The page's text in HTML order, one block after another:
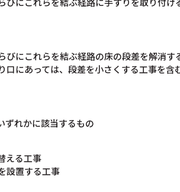
びにこれらを結ぶ経路の床の段差を解消
口にあっては、段差を小さくする工事を含
ずれかに該当するもの
える工事
設置する工事